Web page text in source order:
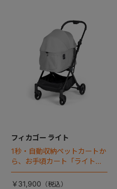
フィカゴー ライト
1秒・自動収納ペットカートか
ら、お手頃カート「ライト」
が登場！
￥31,900